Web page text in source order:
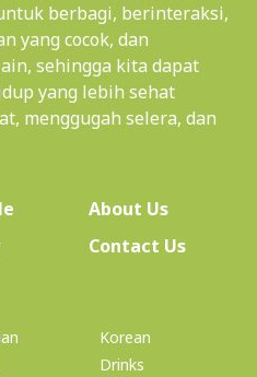
berbagi, berinteraksi,
yang cocok, dan
sehingga kita dapat
yang lebih sehat
menggugah selera, dan
About Us(current)
Contact Us
Korean
Drinks